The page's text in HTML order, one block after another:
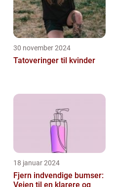
30 november 2024
Tatoveringer til kvinder
18 januar 2024
Fjern indvendige bumser:
Vejen til en klarere og